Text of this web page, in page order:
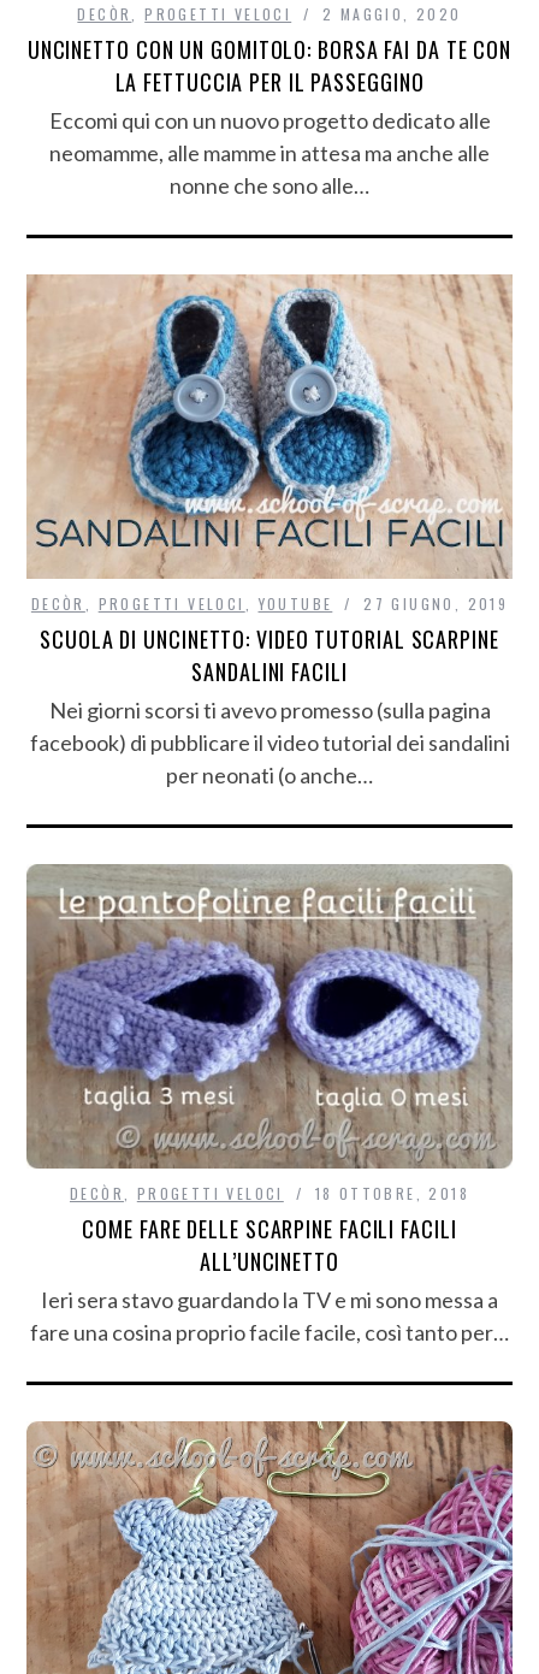
DECÒR ,PROGETTI VELOCI 2 MAGGIO, 2020
UNCINETTO CON UN GOMITOLO: BORSA FAI DA TE CON
LA FETTUCCIA PER IL PASSEGGINO
Eccomi qui con un nuovo progetto dedicato alle
neomamme, alle mamme in attesa ma anche alle
nonne che sono alle…
DECÒR PROGETTI VELOCI YOUTUBE 27 GIUGNO, 2019
SCUOLA DI UNCINETTO: VIDEO TUTORIAL SCARPINE
SANDALINI FACILI
Nei giorni scorsi ti avevo promesso (sulla pagina
facebook) di pubblicare il video tutorial dei sandalini
per neonati (o anche…
DECÒR PROGETTI VELOCI 18 OTTOBRE, 2018
COME FARE DELLE SCARPINE FACILI FACILI
ALL’UNCINETTO
Ieri sera stavo guardando la TV e mi sono messa a
fare una cosina proprio facile facile, così tanto per…